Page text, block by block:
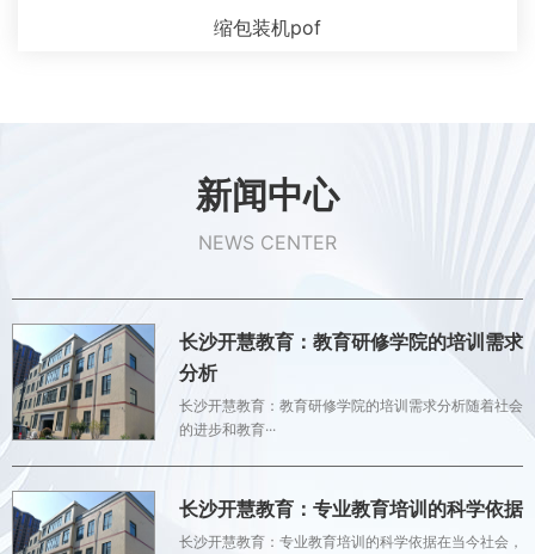
缩包装机pof
新闻中心
NEWS CENTER
长沙开慧教育：教育研修学院的培训需求
分析
长沙开慧教育：教育研修学院的培训需求分析随着社会
的进步和教育···
长沙开慧教育：专业教育培训的科学依据
长沙开慧教育：专业教育培训的科学依据在当今社会，